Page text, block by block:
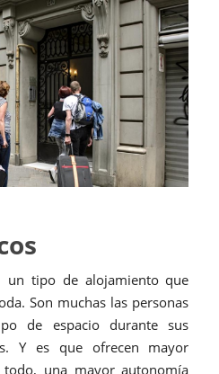
un tipo de alojamiento que
Son muchas las personas
de espacio durante sus
Y es que ofrecen mayor
todo, una mayor autonomía